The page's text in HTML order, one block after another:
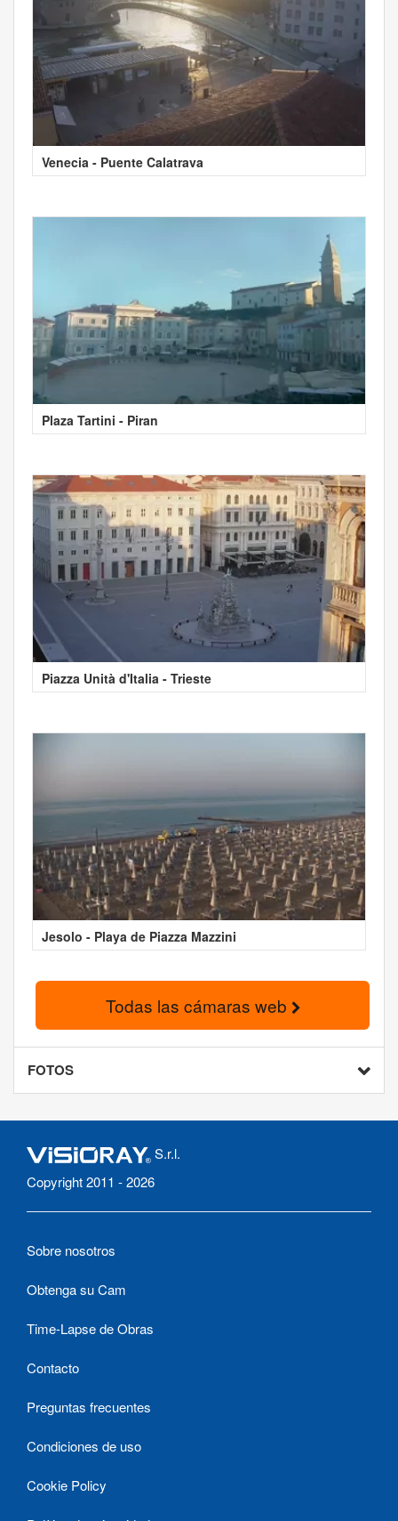
Venecia - Puente Calatrava
Plaza Tartini - Piran
Piazza Unità d'Italia - Trieste
Jesolo - Playa de Piazza Mazzini
Todas las cámaras web
FOTOS
S.r.l.
Copyright 2011 - 2026
Sobre nosotros
Obtenga su Cam
Time-Lapse de Obras
Contacto
Preguntas frecuentes
Condiciones de uso
Cookie Policy